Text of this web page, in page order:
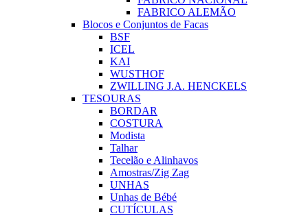
FABRICO ALEMÃO
Blocos e Conjuntos de Facas
BSF
ICEL
KAI
WUSTHOF
ZWILLING J.A. HENCKELS
TESOURAS
BORDAR
COSTURA
Modista
Talhar
Tecelão e Alinhavos
Amostras/Zig Zag
UNHAS
Unhas de Bébé
CUTÍCULAS